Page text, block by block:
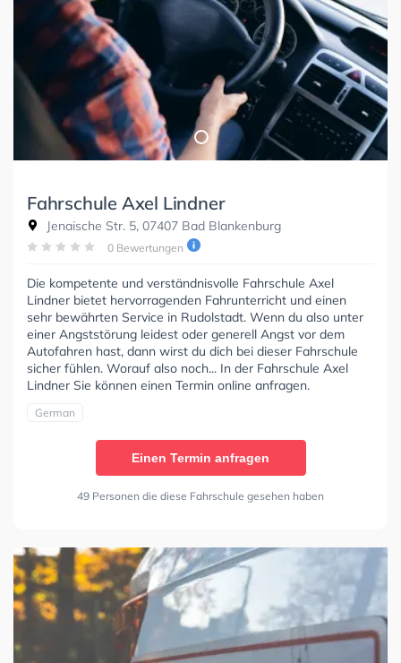
Fahrschule Axel Lindner
Jenaische Str. 5, 07407 Bad Blankenburg
0 Bewertungen
Die kompetente und verständnisvolle Fahrschule Axel
Lindner bietet hervorragenden Fahrunterricht und einen
sehr bewährten Service in Rudolstadt. Wenn du also unter
einer Angststörung leidest oder generell Angst vor dem
Autofahren hast, dann wirst du dich bei dieser Fahrschule
sicher fühlen. Worauf also noch... In der Fahrschule Axel
Lindner Sie können einen Termin online anfragen.
German
Einen Termin anfragen
49 Personen die diese Fahrschule gesehen haben